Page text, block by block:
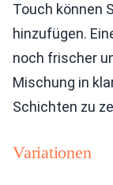
Touch können
hinzufügen.
noch frischer
Mischung in
Schichten zu
Variationen